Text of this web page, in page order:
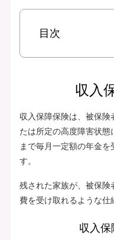
目次
収入
収入保障保険は、被保険
たは所定の高度障害状態
まで毎月一定額の年金
す。
残された家族が、被保
費を受け取れるような仕
収入保